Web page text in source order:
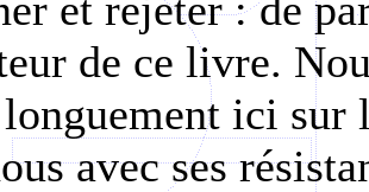
de ce livre.
ici sur
avec ses